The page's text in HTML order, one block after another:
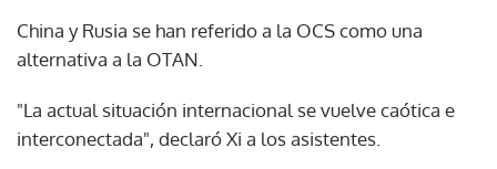
China y Rusia se han referido a la OCS como una
alternativa a la OTAN.
"La actual situación internacional se vuelve caótica e
interconectada", declaró Xi a los asistentes.